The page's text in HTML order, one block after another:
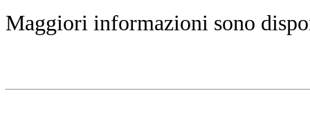
Maggiori informazioni sono